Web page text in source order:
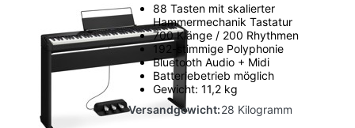
88 Tasten mit skalierter
Hammermechanik Tastatur
700 Klänge / 200 Rhythmen
192-stimmige Polyphonie
Bluetooth Audio + Midi
Batteriebetrieb möglich
Gewicht: 11,2 kg
Versandgewicht:28 Kilogramm